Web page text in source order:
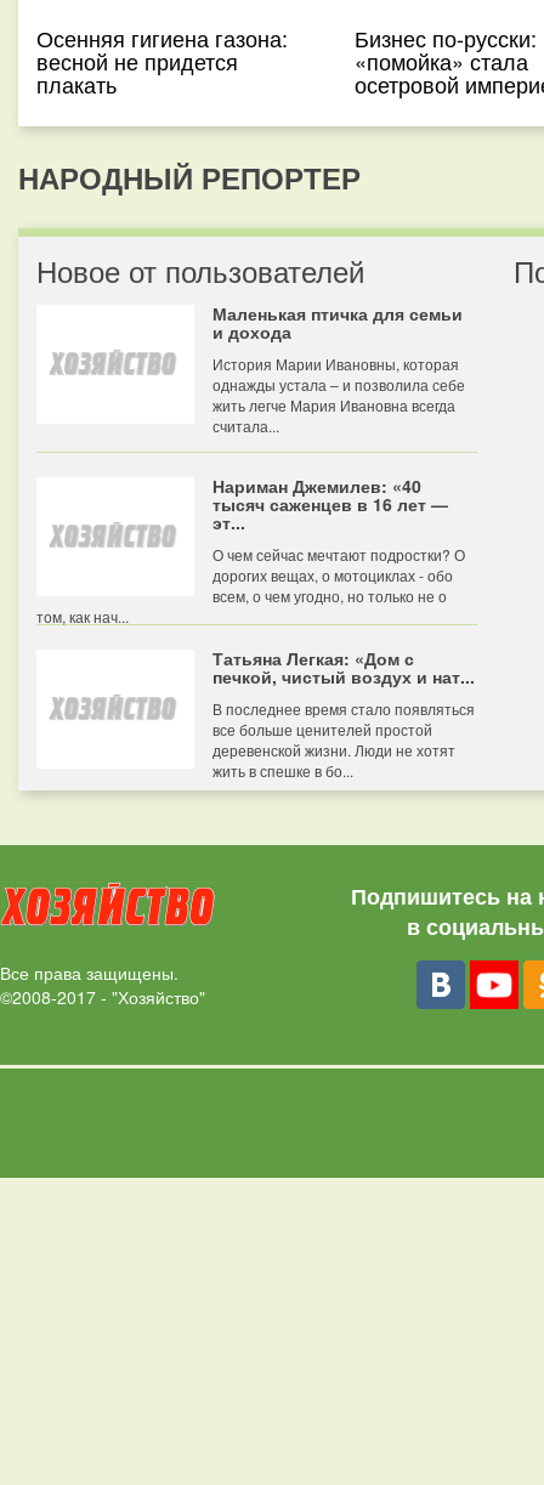
Осенняя гигиена газона:
весной не придется
плакать
Бизнес по-русски:
«помойка» стала
осетровой
НАРОДНЫЙ РЕПОРТЕР
Новое от пользователей
Маленькая птичка для семьи
и дохода
История Марии Ивановны, которая
однажды устала – и позволила себе
жить легче Мария Ивановна всегда
считала...
Нариман Джемилев: «40
тысяч саженцев в 16 лет —
эт...
О чем сейчас мечтают подростки? О
дорогих вещах, о мотоциклах - обо
всем, о чем угодно, но только не о
том, как нач...
Татьяна Легкая: «Дом с
печкой, чистый воздух и нат...
В последнее время стало появляться
все больше ценителей простой
деревенской жизни. Люди не хотят
жить в спешке в бо...
Все права защищены.
©2008-2017 - "Хозяйство"
Подпишитесь на
в